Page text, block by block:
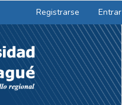
Registrarse Entrar